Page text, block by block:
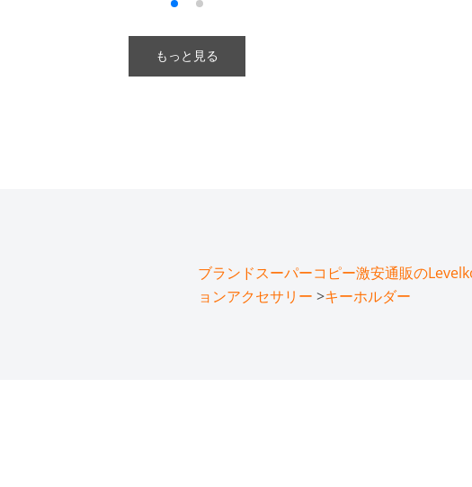
もっと見る
ブランドスーパーコピー激安通販の
ョンアクセサリー >キーホルダー